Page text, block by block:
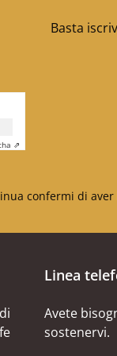
Basta
⇗
confermi di
Linea
Avete
sostenervi.